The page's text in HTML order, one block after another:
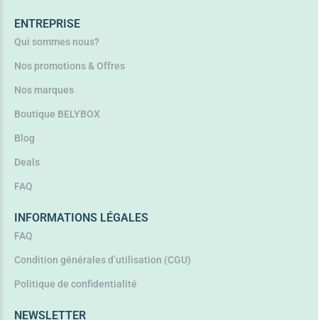
ENTREPRISE
Qui sommes nous?
Nos promotions & Offres
Nos marques
Boutique BELYBOX
Blog
Deals
FAQ
INFORMATIONS LÉGALES
FAQ
Condition générales d’utilisation (CGU)
Politique de confidentialité
NEWSLETTER